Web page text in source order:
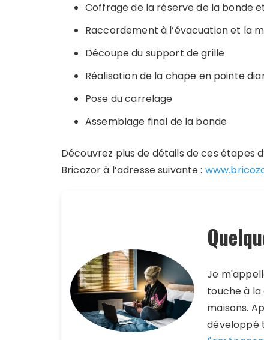
Coffrage de la réserve de la bonde
Raccordement à l’évacuation et la
Découpe du support de grille
Réalisation de la chape en pointe
Pose du carrelage
Assemblage final de la bonde
Découvrez plus de détails de ces étapes
Bricozor à l’adresse suivante :
Je
touche à
maisons.
développé